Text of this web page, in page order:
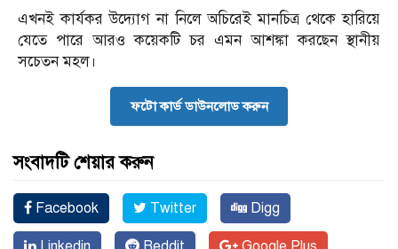
এখনই কার্যকর উদ্যোগ না নিলে অচিরেই মানচিত্র থেকে হারিয়ে
যেতে পারে আরও কয়েকটি চর এমন আশঙ্কা করছেন স্থানীয়
সচেতন মহল।
ফটো কার্ড ডাউনলোড করুন
সংবাদটি শেয়ার করুন
Facebook Twitter Digg